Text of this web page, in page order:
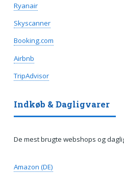
Ryanair
Skyscanner
Booking.com
Airbnb
TripAdvisor
Indkøb & Dagligvarer
De mest brugte webshops og
Amazon (DE)